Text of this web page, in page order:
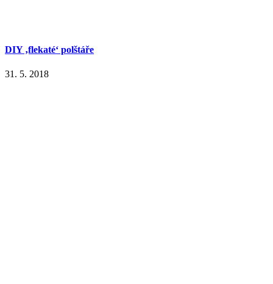
DIY ‚flekaté‘ polštáře
31. 5. 2018